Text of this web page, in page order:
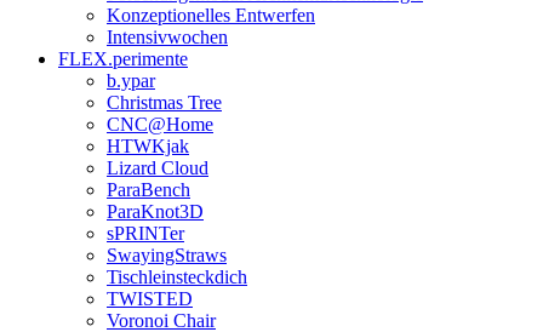
Konzeptionelles Entwerfen
Intensivwochen
FLEX.perimente
b.ypar
Christmas Tree
CNC@Home
HTWKjak
Lizard Cloud
ParaBench
ParaKnot3D
sPRINTer
SwayingStraws
Tischleinsteckdich
TWISTED
Voronoi Chair